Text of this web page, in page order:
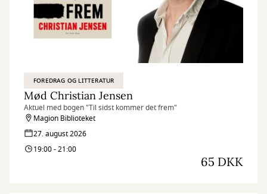
FOREDRAG OG LITTERATUR
Mød Christian Jensen
Aktuel med bogen "Til sidst kommer det frem"
Magion Biblioteket
27. august 2026
19:00 - 21:00
65 DKK